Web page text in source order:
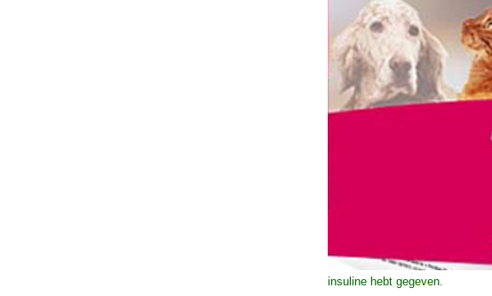
insuline hebt gegeven.